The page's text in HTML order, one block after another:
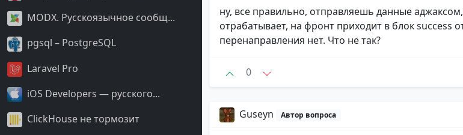
MODX. Русскоязычное сообщ...
pgsql – PostgreSQL
Laravel Pro
iOS Developers — русского...
ClickHouse не тормозит
ну, все правильно, отправляешь данные
отрабатывает, на фронт приходит в блок success
перенаправления нет. Что не так?
0
Guseyn Автор вопроса